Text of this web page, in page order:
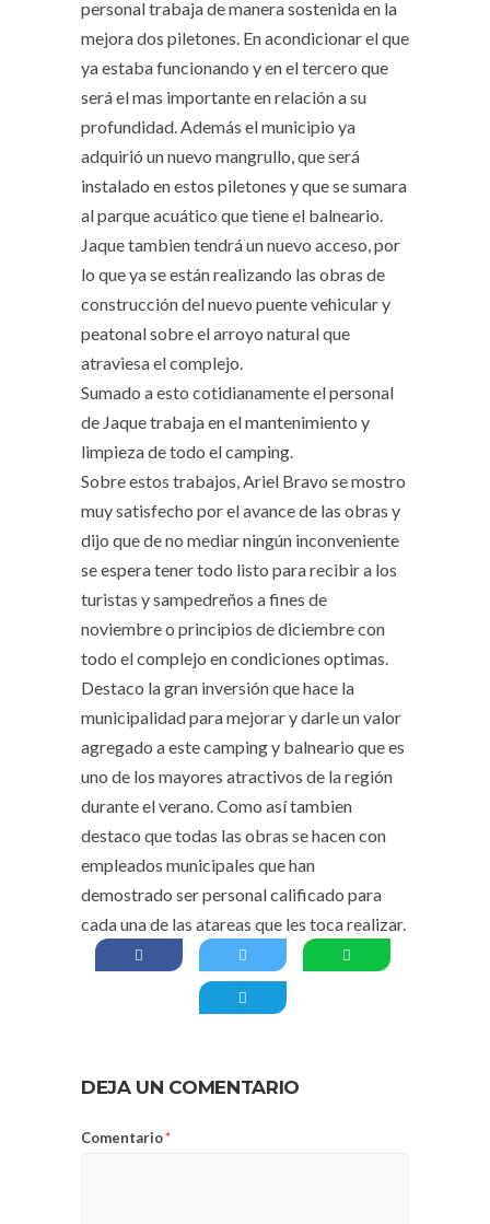
personal trabaja de manera sostenida en la
mejora dos piletones. En acondicionar el que
ya estaba funcionando y en el tercero que
será el mas importante en relación a su
profundidad. Además el municipio ya
adquirió un nuevo mangrullo, que será
instalado en estos piletones y que se sumara
al parque acuático que tiene el balneario.
Jaque tambien tendrá un nuevo acceso, por
lo que ya se están realizando las obras de
construcción del nuevo puente vehicular y
peatonal sobre el arroyo natural que
atraviesa el complejo.
Sumado a esto cotidianamente el personal
de Jaque trabaja en el mantenimiento y
limpieza de todo el camping.
Sobre estos trabajos, Ariel Bravo se mostro
muy satisfecho por el avance de las obras y
dijo que de no mediar ningún inconveniente
se espera tener todo listo para recibir a los
turistas y sampedreños a fines de
noviembre o principios de diciembre con
todo el complejo en condiciones optimas.
Destaco la gran inversión que hace la
municipalidad para mejorar y darle un valor
agregado a este camping y balneario que es
uno de los mayores atractivos de la región
durante el verano. Como así tambien
destaco que todas las obras se hacen con
empleados municipales que han
demostrado ser personal calificado para
cada una de las atareas que les toca realizar.
DEJA UN COMENTARIO
Comentario*